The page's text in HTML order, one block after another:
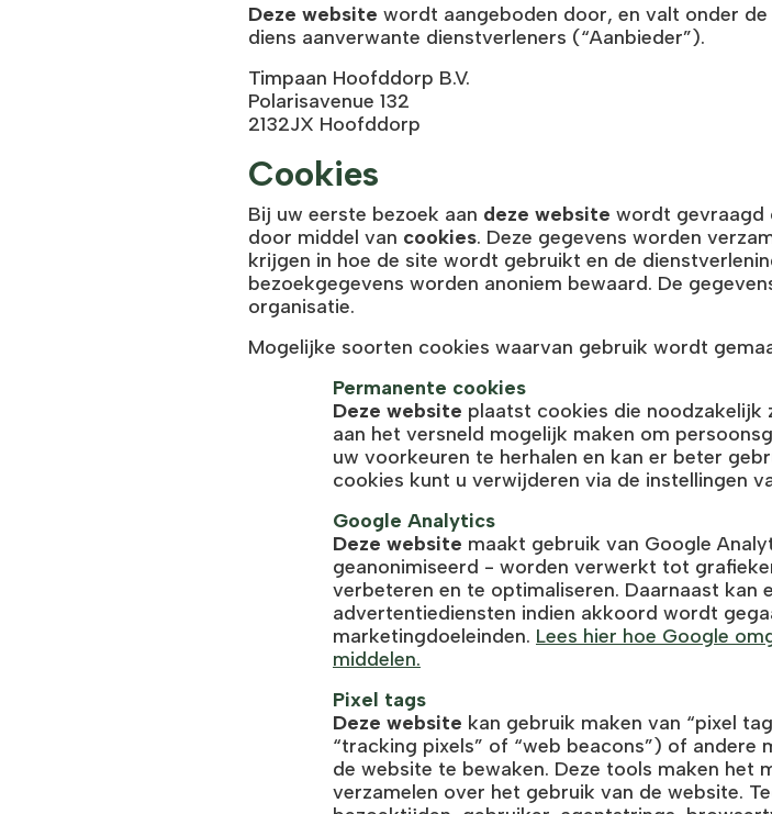
Deze website wordt aangeboden door, en valt onder
diens aanverwante dienstverleners (“Aanbieder”).
Timpaan Hoofddorp B.V.
Polarisavenue 132
2132JX Hoofddorp
Cookies
Bij uw eerste bezoek aan deze website wordt gevraagd
door middel van cookies. Deze gegevens worden
krijgen in hoe de site wordt gebruikt en de
bezoekgegevens worden anoniem bewaard. De
organisatie.
Mogelijke soorten cookies waarvan gebruik wordt
Permanente cookies
Deze website plaatst cookies die noodzakelijk
aan het versneld mogelijk maken om
uw voorkeuren te herhalen en kan er beter
cookies kunt u verwijderen via de instellingen
Google Analytics
Deze website maakt gebruik van Google
geanonimiseerd - worden verwerkt tot
verbeteren en te optimaliseren. Daarnaast
advertentiediensten indien akkoord wordt
marketingdoeleinden. Lees hier hoe Google
middelen.
Pixel tags
Deze website kan gebruik maken van “pixel
“tracking pixels” of “web beacons”) of
de website te bewaken. Deze tools maken het
verzamelen over het gebruik van de website.